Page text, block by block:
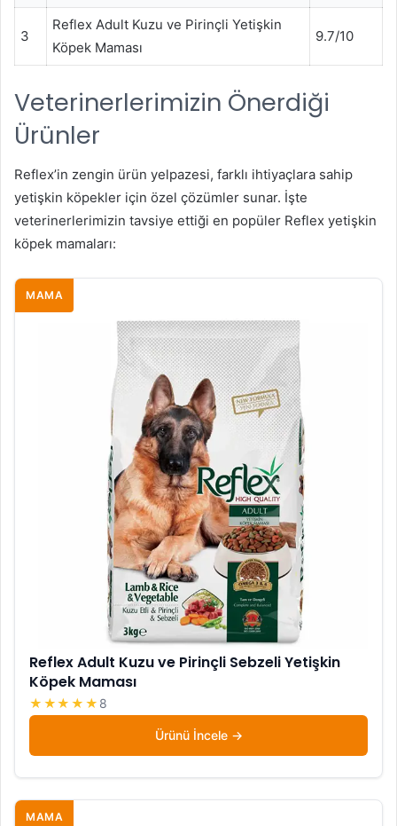
3
Reflex Adult Kuzu ve Pirinçli Yetişkin
Köpek Maması
9.7/10
Veterinerlerimizin Önerdiği
Ürünler
Reflex’in zengin ürün yelpazesi, farklı ihtiyaçlara sahip
yetişkin köpekler için özel çözümler sunar. İşte
veterinerlerimizin tavsiye ettiği en popüler Reflex yetişkin
köpek mamaları:
MAMA
Reflex Adult Kuzu ve Pirinçli Sebzeli Yetişkin
Köpek Maması
★★★★★ 8
Ürünü İncele
MAMA